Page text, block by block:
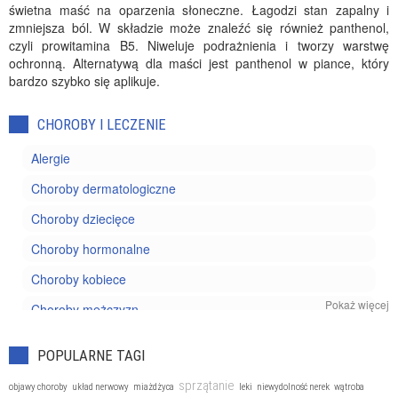
świetna maść na oparzenia słoneczne. Łagodzi stan zapalny i
zmniejsza ból. W składzie może znaleźć się również panthenol,
czyli prowitamina B5. Niweluje podrażnienia i tworzy warstwę
ochronną. Alternatywą dla maści jest panthenol w piance, który
bardzo szybko się aplikuje.
CHOROBY I LECZENIE
Alergie
Choroby dermatologiczne
Choroby dziecięce
Choroby hormonalne
Choroby kobiece
Choroby mężczyzn
Pokaż więcej
POPULARNE TAGI
objawy choroby układ nerwowy miażdżyca sprzątanie leki niewydolność nerek wątroba